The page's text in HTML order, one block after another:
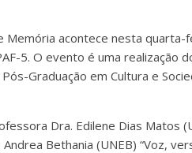
Memória acontece nesta
5. O evento é uma realização
Graduação em Cultura e
Dra. Edilene Dias Matos
Bethania (UNEB) “Voz,